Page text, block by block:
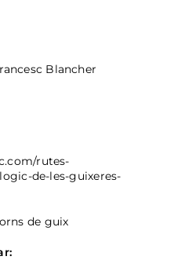
Blancher
rutes-
de-les-guixeres-
de guix